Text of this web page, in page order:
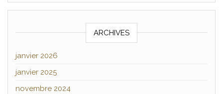
ARCHIVES
janvier 2026
janvier 2025
novembre 2024